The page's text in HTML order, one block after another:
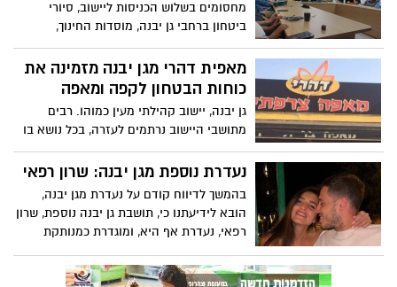
מחסומים בשלוש הכניסות ליישוב, סיורי
ביטחון ברחבי גן יבנה, מוסדות החינוך,
המתנ"ס ומשרדי המועצה יוותרו סגורים, ומתן
סיוע לאוכלוסיות השונות, בגן יבנה. ראש
מועצת גן יבנה, דרור אהרון, מעדכן את
המסקנות שהושגו לאחר הערכת המצב
שבוצעה הבוקר>>>
מאפית דהרי מגן יבנה מזמינה את
כוחות הבטחון לקפה ומאפה
גן יבנה, יישוב קהילתי מעין כמוהו. רבים
מתושבי היישוב נרתמים לעזרה, בכל נושא בו
יכולים לעזור ולהתנדב, מחמם את הלב. גם
מאפיית דהרי מגן יבנה, מזמינה את אנשי
נעדרת נוספת מגן יבנה: שרון רפאי
בהמשך לדיווח קודם על נעדרת מגן יבנה,
הובא לידיעתנו כי, תושבת גן יבנה נוספת, שרון
רפאי, נעדרת אף היא, ומוגדרת כמנותקת
בנואה ברעים, ואבד כל קשר עימם